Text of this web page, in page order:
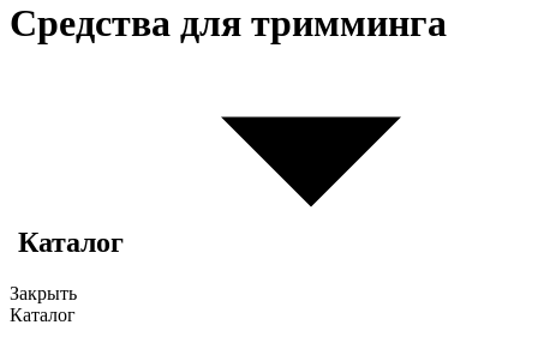
Средства для тримминга
Каталог
Закрыть
Каталог